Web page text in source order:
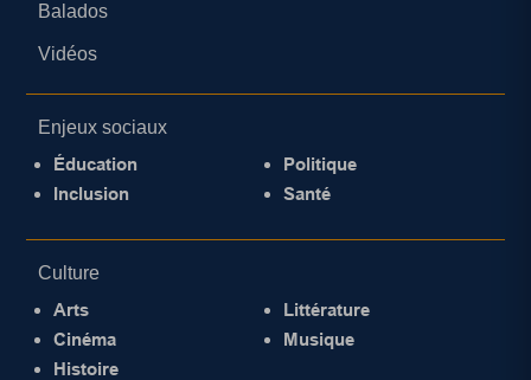
Balados
Vidéos
Enjeux sociaux
Éducation
Inclusion
Politique
Santé
Culture
Arts
Cinéma
Histoire
Littérature
Musique